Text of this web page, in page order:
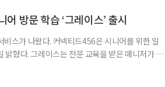
금융, 헬스케어, 여가, 식품, 디지털 기술 등
방문 학습 ‘그레이스’ 출시
스가 나왔다. 커넥티드456은 시니어를 위한 일
밝혔다. 그레이스는 전문 교육을 받은 매니저가 주